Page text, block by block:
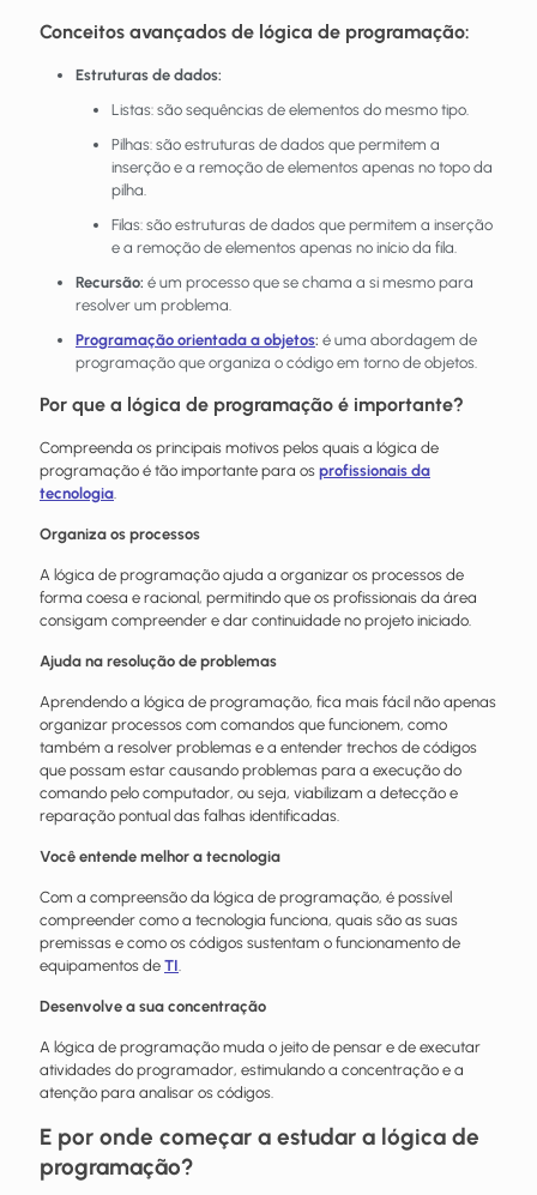
Conceitos avançados de lógica de programação:
Estruturas de dados:
Listas: são sequências de elementos do mesmo tipo.
Pilhas: são estruturas de dados que permitem a
inserção e a remoção de elementos apenas no topo da
pilha.
Filas: são estruturas de dados que permitem a inserção
e a remoção de elementos apenas no início da fila.
Recursão: é um processo que se chama a si mesmo para
resolver um problema.
Programação orientada a objetos: é uma abordagem de
programação que organiza o código em torno de objetos.
Por que a lógica de programação é importante?
Compreenda os principais motivos pelos quais a lógica de
programação é tão importante para os profissionais da
tecnologia
Organiza os processos
A lógica de programação ajuda a organizar os processos de
forma coesa e racional, permitindo que os profissionais da área
consigam compreender e dar continuidade no projeto iniciado.
Ajuda na resolução de problemas
Aprendendo a lógica de programação, fica mais fácil não apenas
organizar processos com comandos que funcionem, como
também a resolver problemas e a entender trechos de códigos
que possam estar causando problemas para a execução do
comando pelo computador, ou seja, viabilizam a detecção e
reparação pontual das falhas identificadas.
Você entende melhor a tecnologia
Com a compreensão da lógica de programação, é possível
compreender como a tecnologia funciona, quais são as suas
premissas e como os códigos sustentam o funcionamento de
equipamentos de TI
Desenvolve a sua concentração
A lógica de programação muda o jeito de pensar e de executar
atividades do programador, estimulando a concentração e a
atenção para analisar os códigos.
E por onde começar a estudar a lógica de
programação?